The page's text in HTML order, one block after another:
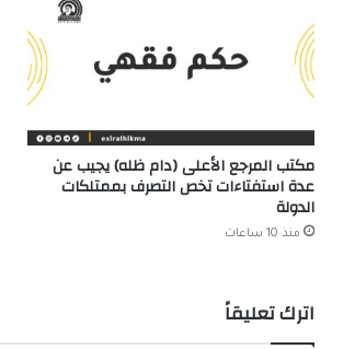
مكتب المرجع الأعلى (دام ظله) يجيب عن
عدة استفتاءات تخص التصرف بممتلكات
الدولة
منذ 10 ساعات
اترك تعليقاً